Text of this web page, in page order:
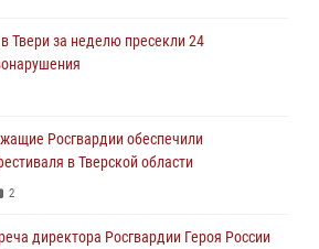
Твери за неделю пресекли 24
Росгвардии обеспечили
в Тверской области
2
директора Росгвардии Героя России